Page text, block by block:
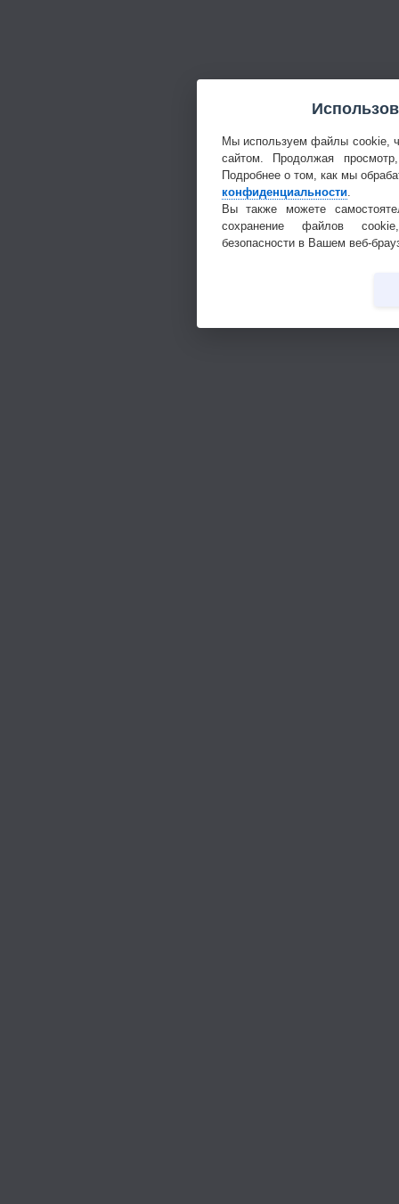
Мы используем файлы cookie,
сайтом. Продолжая
Подробнее о том, как мы
конфиденциальности.
Вы также можете
сохранение файлов
безопасности в Вашем веб-